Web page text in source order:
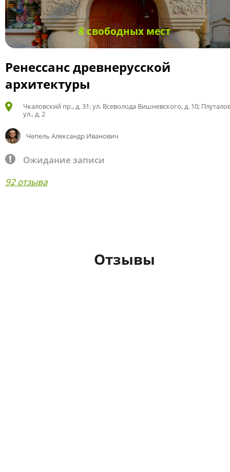
8 свободных мест
Ренессанс древнерусской
архитектуры
Чкаловский пр., д. 31; ул. Всеволода Вишневского, д. 10;
ул., д. 2
Чепель Александр Иванович
Ожидание записи
92 отзыва
Отзывы